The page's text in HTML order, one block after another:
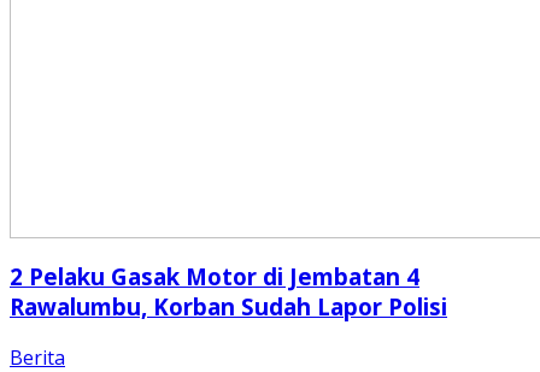
2 Pelaku Gasak Motor di Jembatan 4
Rawalumbu, Korban Sudah Lapor Polisi
Berita